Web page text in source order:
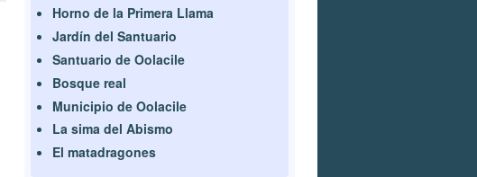
Horno de la Primera Llama
Jardín del Santuario
Santuario de Oolacile
Bosque real
Municipio de Oolacile
La sima del Abismo
El matadragones